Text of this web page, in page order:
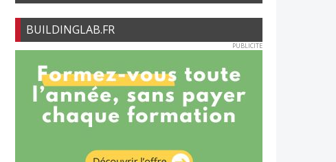
BUILDINGLAB.FR
PUBLICITE